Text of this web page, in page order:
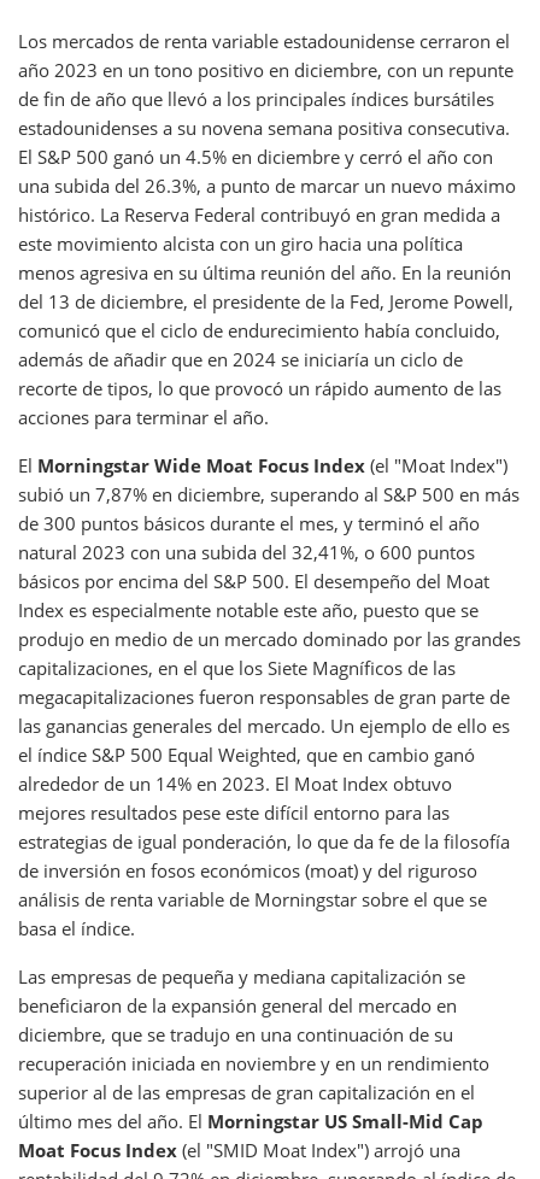
Los mercados de renta variable estadounidense cerraron el
año 2023 en un tono positivo en diciembre, con un repunte
de fin de año que llevó a los principales índices bursátiles
estadounidenses a su novena semana positiva consecutiva.
El S&P 500 ganó un 4.5% en diciembre y cerró el año con
una subida del 26.3%, a punto de marcar un nuevo máximo
histórico. La Reserva Federal contribuyó en gran medida a
este movimiento alcista con un giro hacia una política
menos agresiva en su última reunión del año. En la reunión
del 13 de diciembre, el presidente de la Fed, Jerome Powell,
comunicó que el ciclo de endurecimiento había concluido,
además de añadir que en 2024 se iniciaría un ciclo de
recorte de tipos, lo que provocó un rápido aumento de las
acciones para terminar el año.
El Morningstar Wide Moat Focus Index (el "Moat Index")
subió un 7,87% en diciembre, superando al S&P 500 en más
de 300 puntos básicos durante el mes, y terminó el año
natural 2023 con una subida del 32,41%, o 600 puntos
básicos por encima del S&P 500. El desempeño del Moat
Index es especialmente notable este año, puesto que se
produjo en medio de un mercado dominado por las grandes
capitalizaciones, en el que los Siete Magníficos de las
megacapitalizaciones fueron responsables de gran parte de
las ganancias generales del mercado. Un ejemplo de ello es
el índice S&P 500 Equal Weighted, que en cambio ganó
alrededor de un 14% en 2023. El Moat Index obtuvo
mejores resultados pese este difícil entorno para las
estrategias de igual ponderación, lo que da fe de la filosofía
de inversión en fosos económicos (moat) y del riguroso
análisis de renta variable de Morningstar sobre el que se
basa el índice.
Las empresas de pequeña y mediana capitalización se
beneficiaron de la expansión general del mercado en
diciembre, que se tradujo en una continuación de su
recuperación iniciada en noviembre y en un rendimiento
superior al de las empresas de gran capitalización en el
último mes del año. El Morningstar US Small-Mid Cap
Moat Focus Index (el "SMID Moat Index") arrojó una